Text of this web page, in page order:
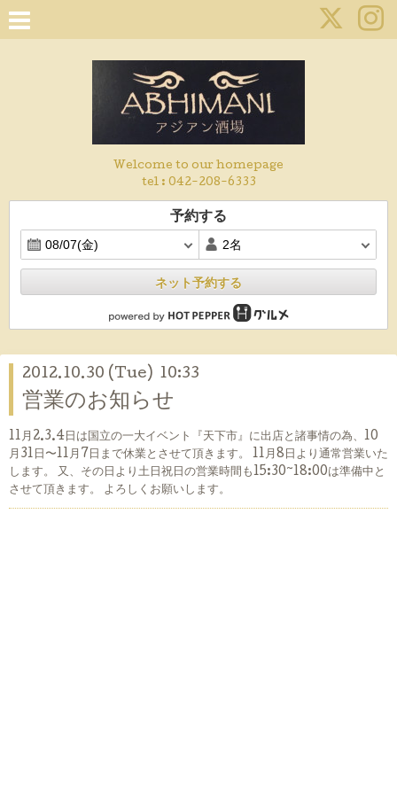
Welcome to our homepage
tel : 042-208-6333
予約する
ネット予約する
2012.10.30 (Tue) 10:33
営業のお知らせ
11月2.3.4日は国立の一大イベント『天下市』に出店と諸事情の為、10
月31日〜11月7日まで休業とさせて頂きます。 11月8日より通常営業いた
します。 又、その日より土日祝日の営業時間も15:30~18:00は準備中と
させて頂きます。 よろしくお願いします。